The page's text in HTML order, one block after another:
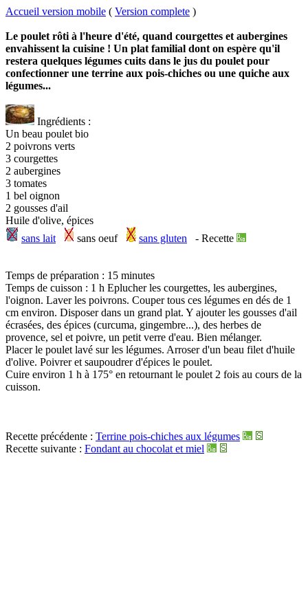
Accueil version mobile ( Version complete )
Le poulet rôti à l'heure d'été, quand courgettes et aubergines
envahissent la cuisine ! Un plat familial dont on espère qu'il
restera quelques légumes cuits dans le jus du poulet pour
confectionner une terrine aux pois-chiches ou une quiche aux
légumes...
Ingrédients :
Un beau poulet bio
2 poivrons verts
3 courgettes
2 aubergines
3 tomates
1 bel oignon
2 gousses d'ail
Huile d'olive, épices
sans lait
sans oeuf sans gluten - Recette
Temps de préparation : 15 minutes
Temps de cuisson : 1 h Eplucher les courgettes, les aubergines,
l'oignon. Laver les poivrons. Couper tous ces légumes en dés de 1
cm environ. Disposer dans un grand plat. Y ajouter les gousses d'ail
écrasées, des épices (curcuma, gingembre...), des herbes de
provence, sel et poivre, un petit verre d'eau. Bien mélanger.
Placer le poulet lavé sur les légumes. Arroser d'un beau filet d'huile
d'olive. Poivrer et saupoudrer d'épices le poulet.
Cuire environ 1 h à 175° en retournant le poulet 2 fois au cours de la
cuisson.
Recette précédente : Terrine pois-chiches aux légumes
Recette suivante : Fondant au chocolat et miel